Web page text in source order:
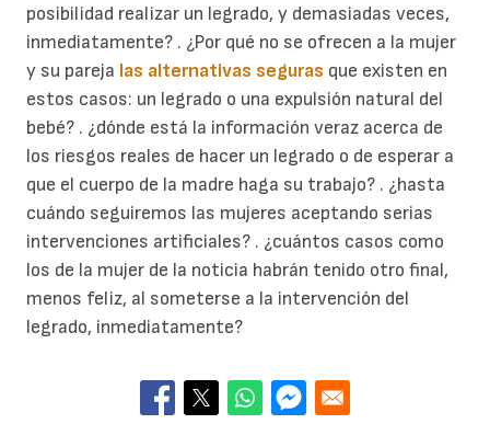
posibilidad realizar un legrado, y demasiadas veces,
inmediatamente? . ¿Por qué no se ofrecen a la mujer
y su pareja las alternativas seguras que existen en
estos casos: un legrado o una expulsión natural del
bebé? . ¿dónde está la información veraz acerca de
los riesgos reales de hacer un legrado o de esperar a
que el cuerpo de la madre haga su trabajo? . ¿hasta
cuándo seguiremos las mujeres aceptando serias
intervenciones artificiales? . ¿cuántos casos como
los de la mujer de la noticia habrán tenido otro final,
menos feliz, al someterse a la intervención del
legrado, inmediatamente?